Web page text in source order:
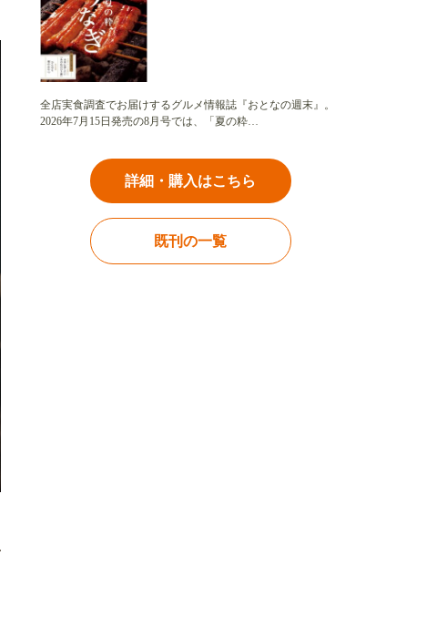
全店実食調査でお届けするグルメ情報誌『おとなの週末』。
2026年7月15日発売の8月号では、「夏の粋…
詳細・購入はこちら
既刊の一覧